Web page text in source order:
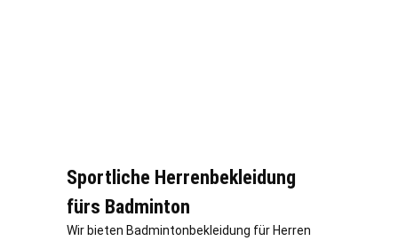
Sportliche Herrenbekleidung
fürs Badminton
Wir bieten Badmintonbekleidung für Herren